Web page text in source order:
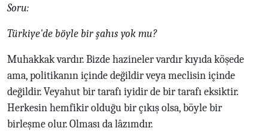
Soru:
Türkiye'de böyle bir şahıs yok mu?
Muhakkak vardır. Bizde hazineler vardır kıyıda köşede
ama, politikanın içinde değildir veya meclisin içinde
değildir. Veyahut bir tarafı iyidir de bir tarafı eksiktir.
Herkesin hemfikir olduğu bir çıkış olsa, böyle bir
birleşme olur. Olması da lâzımdır.